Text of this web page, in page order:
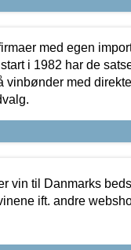
med egen
i 1982 har de
vinbønder med
vin til Danmarks
ift. andre